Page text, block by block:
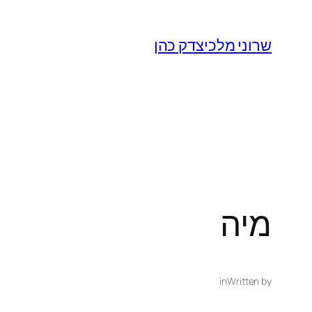
שרוני מלכיצדק כהן
מיה
Written by
in